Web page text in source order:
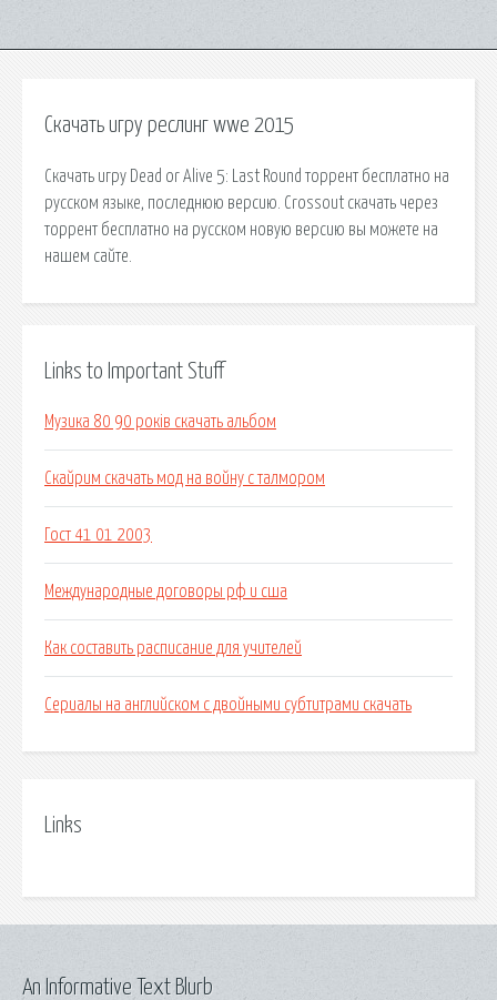
Скачать игру реслинг wwe 2015
Скачать игру Dead or Alive 5: Last Round торрент бесплатно на
русском языке, последнюю версию. Crossout скачать через
торрент бесплатно на русском новую версию вы можете на
нашем сайте.
Links to Important Stuff
Музика 80 90 років скачать альбом
Скайрим скачать мод на войну с талмором
Гост 41 01 2003
Международные договоры рф и сша
Как составить расписание для учителей
Сериалы на английском с двойными субтитрами скачать
Links
An Informative Text Blurb